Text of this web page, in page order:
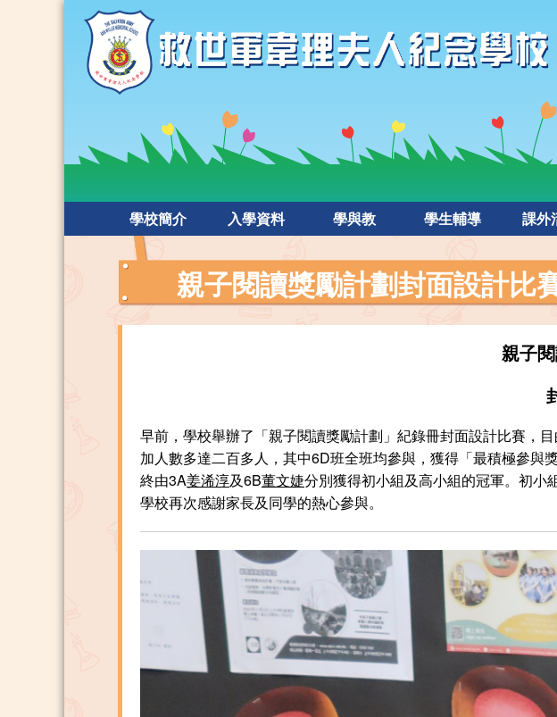
學校簡介 入學資料 學與教 學生輔導 課外
親子閱讀獎勵計劃封面設計比
親子
早前，學校舉辦了「親子閱讀獎勵計劃」紀錄冊封面設計比賽，
加人數多達二百多人，其中6D班全班均參與，獲得「最積極參
終由3A姜浠淳及6B董文婕分別獲得初小組及高小組的冠軍。初小
學校再次感謝家長及同學的熱心參與。